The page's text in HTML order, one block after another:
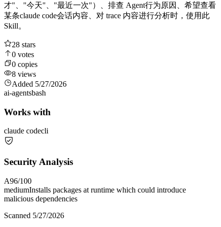
才"、"今天"、"最近一次"）、排查 Agent行为原因、希望查看
某条claude code会话内容、对 trace 内容进行分析时，使用此
Skill。
28 stars
0 votes
0 copies
8 views
Added 5/27/2026
ai-agentsbash
Works with
claude codecli
Security Analysis
A96/100
mediumInstalls packages at runtime which could introduce
malicious dependencies
Scanned 5/27/2026